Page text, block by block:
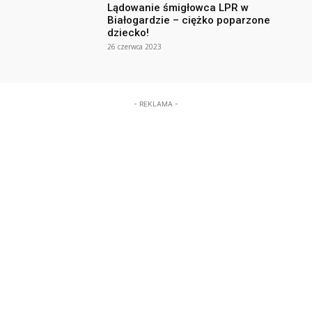
Lądowanie śmigłowca LPR w
Białogardzie – ciężko poparzone
dziecko!
26 czerwca 2023
- REKLAMA -